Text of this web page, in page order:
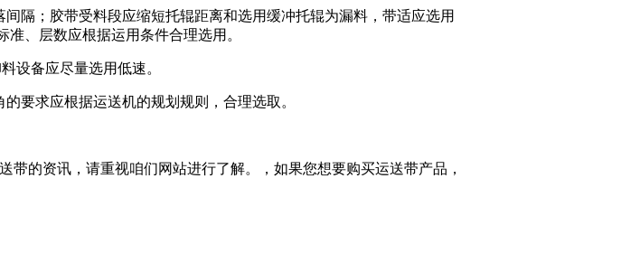
隔；胶带受料段应缩短托辊距离和选用缓冲托辊为漏料，带适应选用
、层数应根据运用条件合理选用。
设备应尽量选用低速。
要求应根据运送机的规划规则，合理选取。
的资讯，请重视咱们网站进行了解。，如果您想要购买运送带产品，